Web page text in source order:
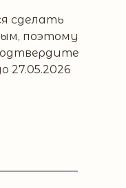
сделать
поэтому
27.05.2026